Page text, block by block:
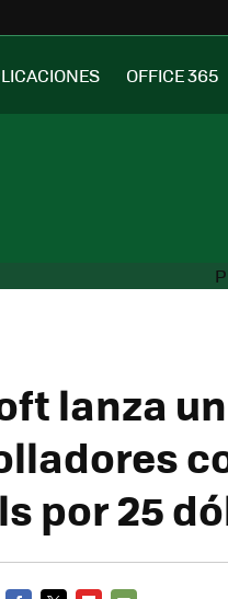
OFFICE 365
lanza
por 25